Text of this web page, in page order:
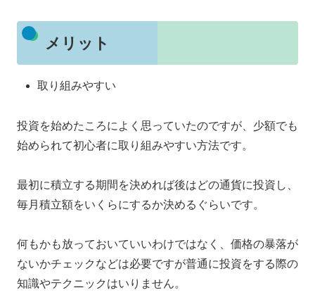
メリット
取り組みやすい
投資を始めたころによく思っていたのですが、少額でも
始められて初心者に取り組みやすい方法です。
最初に積立する期間を決めれば後はどの通貨に投資し、
毎月積立額をいくらにするか決めるぐらいです。
何もかも放っておいていいわけではなく、価格の暴落が
ないかチェックなどは必要ですが普通に投資をする際の
知識やテクニックはいりません。